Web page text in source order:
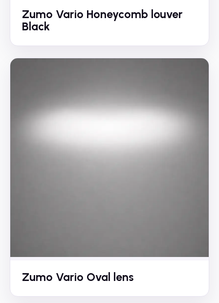
Zumo Vario Honeycomb louver
Black
Zumo Vario Oval lens